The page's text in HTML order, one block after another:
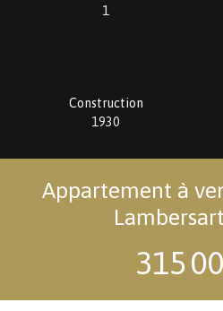
1
Construction
1930
Appartement à
315